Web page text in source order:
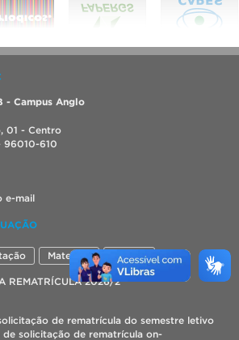
- Campus Anglo
01 - Centro
96010-610
e-mail
Materiais Hídrica
REMATRÍCULA 2026/2
de rematrícula do semestre letivo
solicitação de rematrícula on-